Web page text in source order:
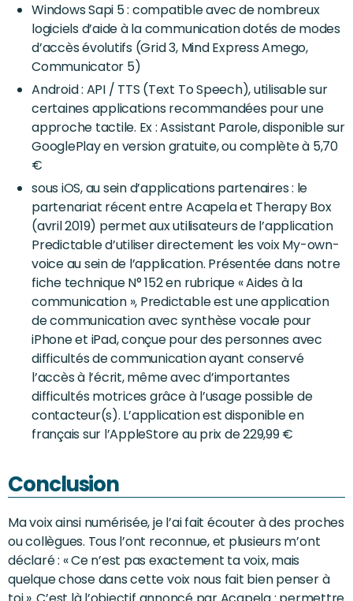
Windows Sapi 5 : compatible avec de nombreux
logiciels d’aide à la communication dotés de modes
d’accès évolutifs (Grid 3, Mind Express Amego,
Communicator 5)
Android : API / TTS (Text To Speech), utilisable sur
certaines applications recommandées pour une
approche tactile. Ex : Assistant Parole, disponible sur
GooglePlay en version gratuite, ou complète à 5,70
€
sous iOS, au sein d’applications partenaires : le
partenariat récent entre Acapela et Therapy Box
(avril 2019) permet aux utilisateurs de l’application
Predictable d’utiliser directement les voix My-own-
voice au sein de l’application. Présentée dans notre
fiche technique N° 152 en rubrique « Aides à la
communication », Predictable est une application
de communication avec synthèse vocale pour
iPhone et iPad, conçue pour des personnes avec
difficultés de communication ayant conservé
l’accès à l’écrit, même avec d’importantes
difficultés motrices grâce à l’usage possible de
contacteur(s). L’application est disponible en
français sur l’AppleStore au prix de 229,99 €
Conclusion
Ma voix ainsi numérisée, je l’ai fait écouter à des proches
ou collègues. Tous l’ont reconnue, et plusieurs m’ont
déclaré : « Ce n’est pas exactement ta voix, mais
quelque chose dans cette voix nous fait bien penser à